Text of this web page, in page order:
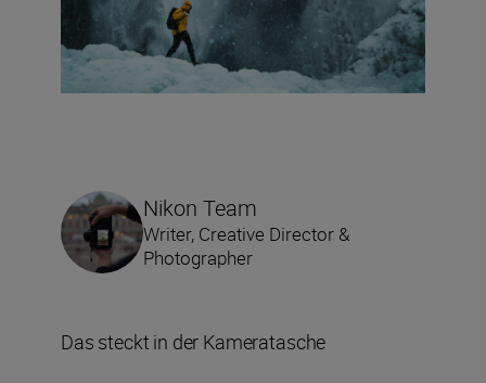
Nikon Team
Writer, Creative Director &
Photographer
Das steckt in der Kameratasche